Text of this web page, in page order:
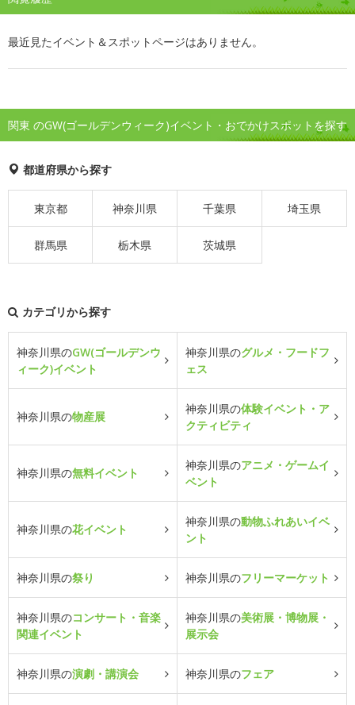
最近見たイベント＆スポットページはありません。
関東 のGW(ゴールデンウィーク)イベント・おでかけスポットを探す
都道府県から探す
東京都 神奈川県 千葉県 埼玉県
群馬県 栃木県 茨城県
カテゴリから探す
神奈川県のGW(ゴールデンウ
ィーク)イベント
神奈川県のグルメ・フードフ
ェス
神奈川県の物産展
神奈川県の体験イベント・ア
クティビティ
神奈川県の無料イベント
神奈川県のアニメ・ゲームイ
ベント
神奈川県の花イベント
神奈川県の動物ふれあいイベ
ント
神奈川県の祭り 神奈川県のフリーマーケット
神奈川県のコンサート・音楽
関連イベント
神奈川県の美術展・博物展・
展示会
神奈川県の演劇・講演会 神奈川県のフェア